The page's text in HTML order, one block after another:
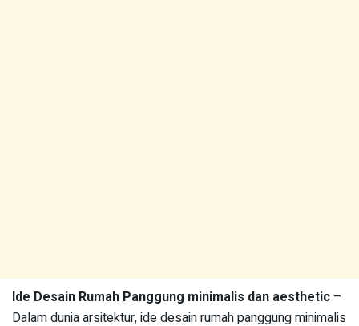
Ide Desain Rumah Panggung minimalis dan aesthetic –
Dalam dunia arsitektur, ide desain rumah panggung minimalis